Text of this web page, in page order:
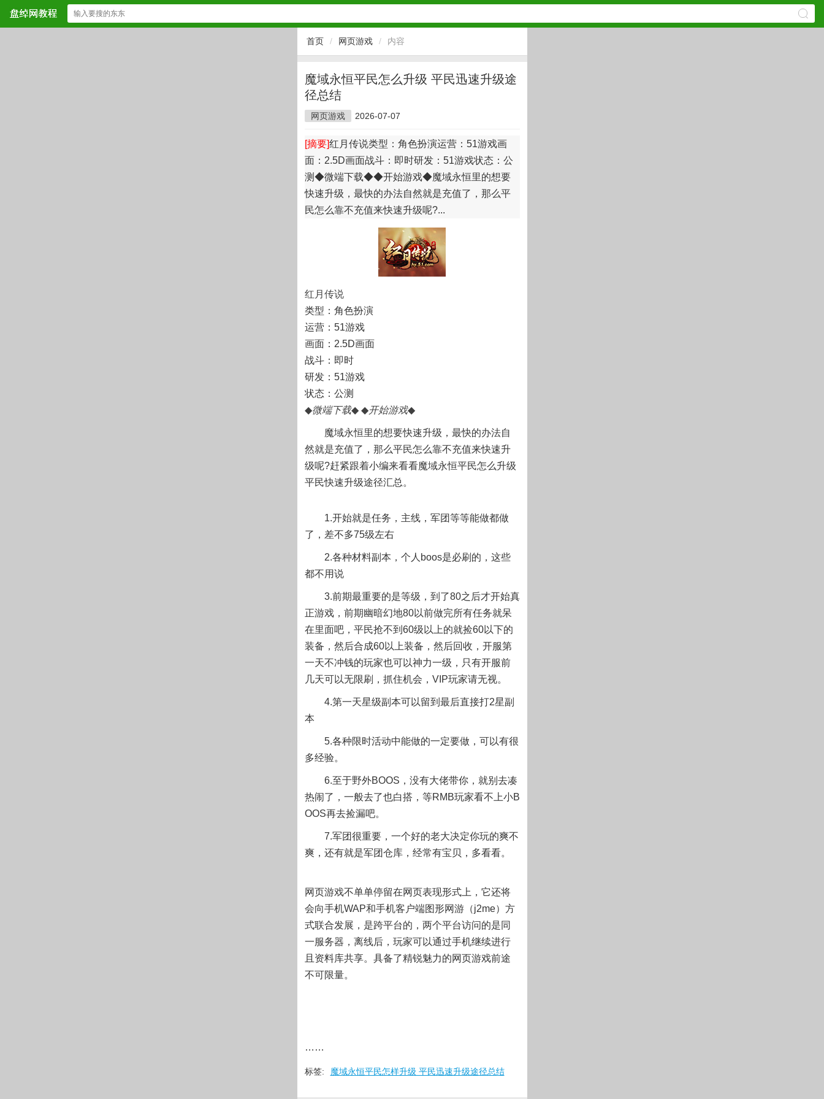
首页 / 网页游戏 / 内容
魔域永恒平民怎么升级 平民迅速升级途
径总结
网页游戏 2026-07-07
[摘要]红月传说类型：角色扮演运营：51游戏画
面：2.5D画面战斗：即时研发：51游戏状态：公
测◆微端下载◆◆开始游戏◆魔域永恒里的想要
快速升级，最快的办法自然就是充值了，那么平
民怎么靠不充值来快速升级呢?...
红月传说
类型：角色扮演
运营：51游戏
画面：2.5D画面
战斗：即时
研发：51游戏
状态：公测
◆微端下载◆ ◆开始游戏◆
魔域永恒里的想要快速升级，最快的办法自
然就是充值了，那么平民怎么靠不充值来快速升
级呢?赶紧跟着小编来看看魔域永恒平民怎么升级
平民快速升级途径汇总。
1.开始就是任务，主线，军团等等能做都做
了，差不多75级左右
2.各种材料副本，个人boos是必刷的，这些
都不用说
3.前期最重要的是等级，到了80之后才开始真
正游戏，前期幽暗幻地80以前做完所有任务就呆
在里面吧，平民抢不到60级以上的就捡60以下的
装备，然后合成60以上装备，然后回收，开服第
一天不冲钱的玩家也可以神力一级，只有开服前
几天可以无限刷，抓住机会，VIP玩家请无视。
4.第一天星级副本可以留到最后直接打2星副
本
5.各种限时活动中能做的一定要做，可以有很
多经验。
6.至于野外BOOS，没有大佬带你，就别去凑
热闹了，一般去了也白搭，等RMB玩家看不上小B
OOS再去捡漏吧。
7.军团很重要，一个好的老大决定你玩的爽不
爽，还有就是军团仓库，经常有宝贝，多看看。
网页游戏不单单停留在网页表现形式上，它还将
会向手机WAP和手机客户端图形网游（j2me）方
式联合发展，是跨平台的，两个平台访问的是同
一服务器，离线后，玩家可以通过手机继续进行
且资料库共享。具备了精锐魅力的网页游戏前途
不可限量。
……
标签: 魔域永恒平民怎样升级 平民迅速升级途径总结